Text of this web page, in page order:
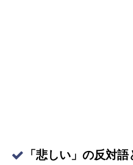
「悲しい」の反対